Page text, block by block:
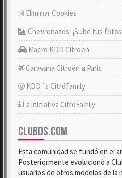
Eliminar Cookies
Chevronazos: ¡Sube tus
Macro KDD Citroën
Caravana Citroën a París
KDD´s CitröFamily
La iniciativa CitröFamily
CLUBDS.COM
Esta comunidad se fundó en el
Posteriormente evolucionó a
usuarios de otros modelos de la